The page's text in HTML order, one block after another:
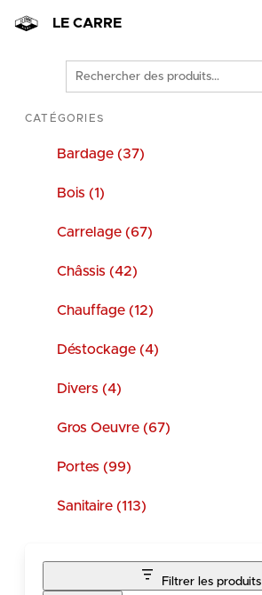
LE CARRE
Rechercher
des
produits
CATÉGORIES
Bardage (37)
Bois (1)
Carrelage (67)
Châssis (42)
Chauffage (12)
Déstockage (4)
Divers (4)
Gros Oeuvre (67)
Portes (99)
Sanitaire (113)
Filtrer les produits